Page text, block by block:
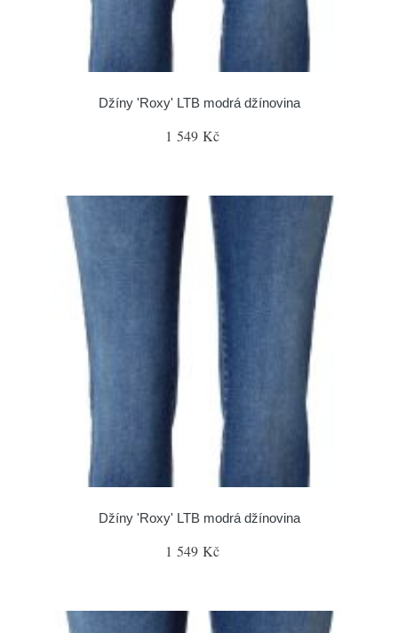
Džíny 'Roxy' LTB modrá džínovina
1 549 Kč
Džíny 'Roxy' LTB modrá džínovina
1 549 Kč